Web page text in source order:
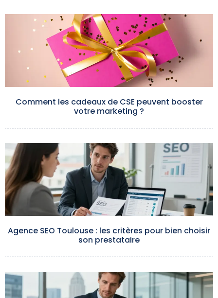
Comment les cadeaux de CSE peuvent booster
votre marketing ?
Agence SEO Toulouse : les critères pour bien choisir
son prestataire